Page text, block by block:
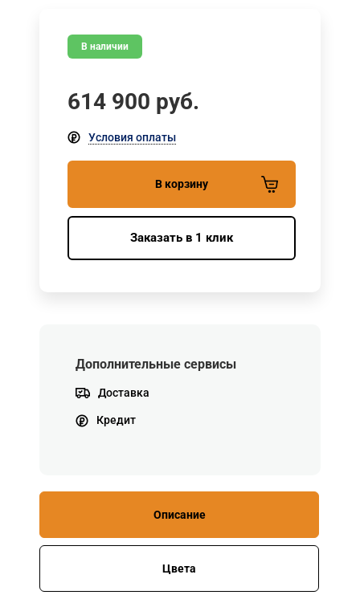
В наличии
614 900 руб.
Условия оплаты
В корзину
Заказать в 1 клик
Дополнительные сервисы
Доставка
Кредит
Описание
Цвета